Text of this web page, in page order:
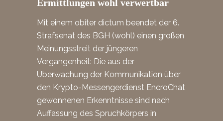
Ermittlungen wohl verwertbar
Mit einem obiter dictum beendet der 6.
Strafsenat des BGH (wohl) einen großen
Meinungsstreit der jüngeren
Vergangenheit: Die aus der
Überwachung der Kommunikation über
den Krypto-Messengerdienst EncroChat
gewonnenen Erkenntnisse sind nach
Auffassung des Spruchkörpers in